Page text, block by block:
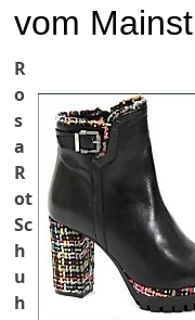
vom
R
o
s
a
R
ot
Sc
h
u
h